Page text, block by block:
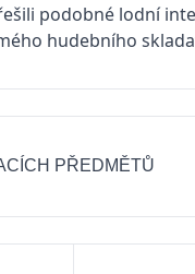
podobné lodní
hudebního
PŘEDMĚTŮ